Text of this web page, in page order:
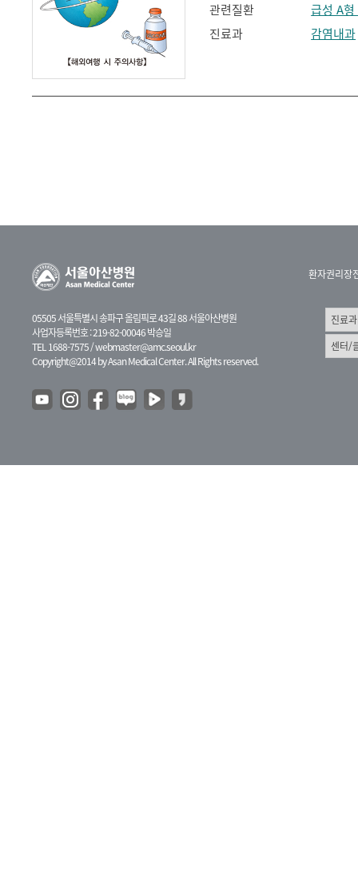
관련질환
급성 A
진료과
감염내과
05505 서울특별시 송파구 올림픽로 43길 88 서울아산병원
사업자등록번호 : 219-82-00046 박승일
TEL 1688-7575 /webmaster@amc.seoul.kr
Copyright@2014 by Asan Medical Center. All Rights reserved.
환자권리장